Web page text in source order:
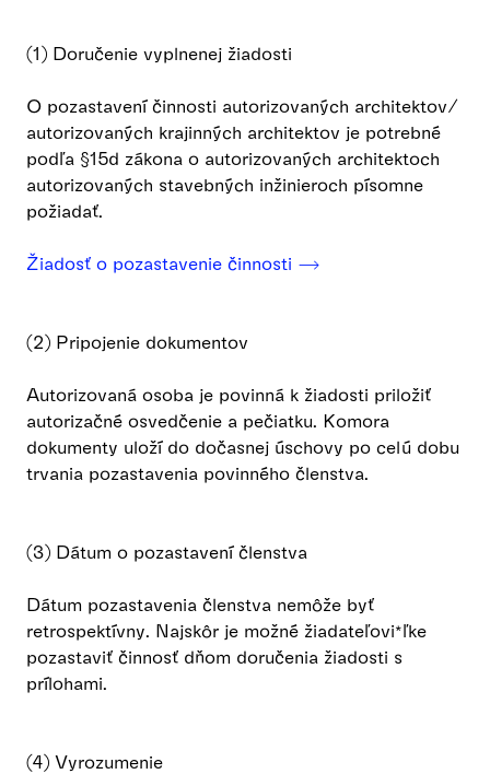
(1) Doručenie vyplnenej žiadosti
O pozastavení činnosti autorizovaných architektov/
autorizovaných krajinných architektov je potrebné
podľa §15d zákona o autorizovaných architektoch
autorizovaných stavebných inžinieroch písomne
požiadať.
Žiadosť o pozastavenie činnosti ⟶
(2) Pripojenie dokumentov
Autorizovaná osoba je povinná k žiadosti priložiť
autorizačné osvedčenie a pečiatku. Komora
dokumenty uloží do dočasnej úschovy po celú dobu
trvania pozastavenia povinného členstva.
(3) Dátum o pozastavení členstva
Dátum pozastavenia členstva nemôže byť
retrospektívny. Najskôr je možné žiadateľovi*ľke
pozastaviť činnosť dňom doručenia žiadosti s
prílohami.
(4) Vyrozumenie